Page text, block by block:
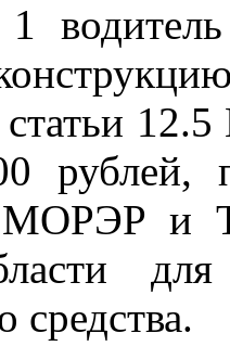
рублей,
МОРЭР
для
средства.